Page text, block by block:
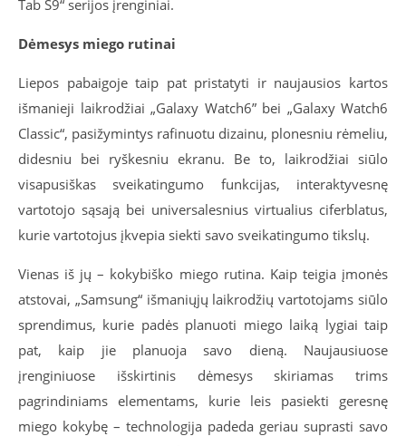
Tab S9“ serijos įrenginiai.
Dėmesys miego rutinai
Liepos pabaigoje taip pat pristatyti ir naujausios kartos
išmanieji laikrodžiai „Galaxy Watch6” bei „Galaxy Watch6
Classic“, pasižymintys rafinuotu dizainu, plonesniu rėmeliu,
didesniu bei ryškesniu ekranu. Be to, laikrodžiai siūlo
visapusiškas sveikatingumo funkcijas, interaktyvesnę
vartotojo sąsają bei universalesnius virtualius ciferblatus,
kurie vartotojus įkvepia siekti savo sveikatingumo tikslų.
Vienas iš jų – kokybiško miego rutina. Kaip teigia įmonės
atstovai, „Samsung“ išmaniųjų laikrodžių vartotojams siūlo
sprendimus, kurie padės planuoti miego laiką lygiai taip
pat, kaip jie planuoja savo dieną. Naujausiuose
įrenginiuose išskirtinis dėmesys skiriamas trims
pagrindiniams elementams, kurie leis pasiekti geresnę
miego kokybę – technologija padeda geriau suprasti savo